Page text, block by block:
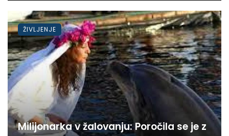
Milijonarka v žalovanju: Poročila se je z
ŽIVLJENJE